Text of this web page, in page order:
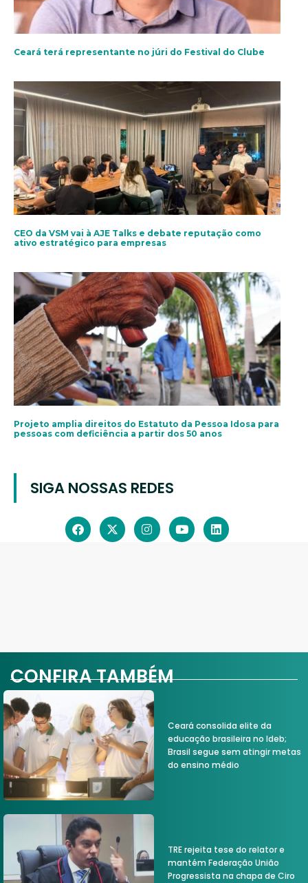
Ceará terá representante no júri do Festival do Clube
CEO da VSM vai à AJE Talks e debate reputação como
ativo estratégico para empresas
Projeto amplia direitos do Estatuto da Pessoa Idosa para
pessoas com deficiência a partir dos 50 anos
SIGA NOSSAS REDES
CONFIRA TAMBÉM
Ceará consolida elite da
educação brasileira no Ideb;
Brasil segue sem atingir metas
do ensino médio
TRE rejeita tese do relator e
mantém Federação União
Progressista na chapa de Ciro